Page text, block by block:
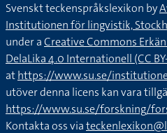
Svenskt teckenspråkslexikon by
Institutionen för lingvistik,
under aCreative Commons
DelaLika 4.0 Internationell (CC
athttps://www.su.se/
utöver denna licens kan vara
https://www.su.se/forskning/
Kontakta oss via